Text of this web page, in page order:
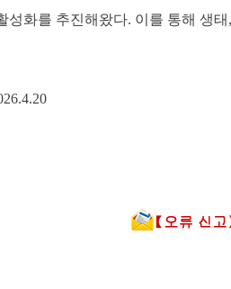
화를 추진해왔다. 이를 통해 생